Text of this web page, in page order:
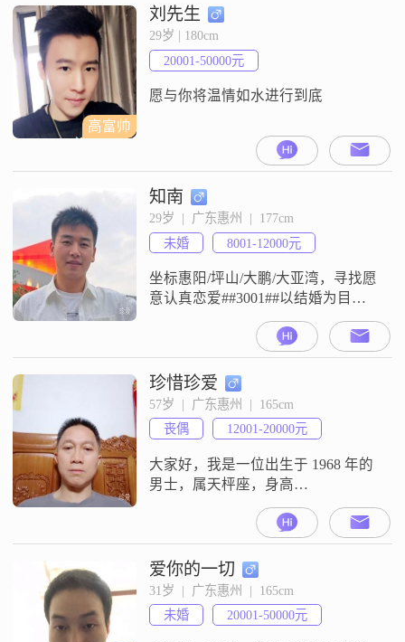
一个耐心包容##3001##成熟稳重的
人，非常重视家庭##3002##我认为
家庭的和谐与幸福是我生活中最重
要的一部分##3002##在生活
高富帅
刘先生
29岁 | 180cm
20001-50000元
愿与你将温情如水进行到底
知南
29岁  |  广东惠州  |  177cm
未婚
8001-12000元
坐标惠阳/坪山/大鹏/大亚湾，寻找愿
意认真恋爱##3001##以结婚为目的
的未婚女生##3002##性格温和开朗
有耐心，喜欢照顾别人情绪，做事
靠谱有分寸##3002##不喜欢冷暴力
和敷衍，待人真诚直接##3002##上
五休二，加班少，时间稳定，收入
稳定##3002##平时喜欢听歌兜风放
松，也愿意陪你聊天##3001##
珍惜珍爱
57岁  |  广东惠州  |  165cm
丧偶
12001-20000元
大家好，我是一位出生于 1968 年的
男士，属天枰座，身高
165cm##3002##目前在惠州工作，月
收入在 12001 - 20000 元之间，拥有
大学本科学历##3002##我这个人
嘛，性格稳重可靠，做事情责任感
很强##3002##在生活中，我特别有
耐心也懂得包容他人##3002##对我
来说，家庭永远是最重要的，
爱你的一切
31岁  |  广东惠州  |  165cm
未婚
20001-50000元